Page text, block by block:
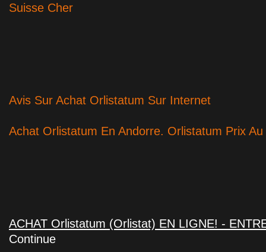
Suisse Cher
Avis Sur Achat Orlistatum Sur Internet
Achat Orlistatum En Andorre. Orlistatum Prix
ACHAT Orlistatum (Orlistat) EN LIGNE! -
Continue